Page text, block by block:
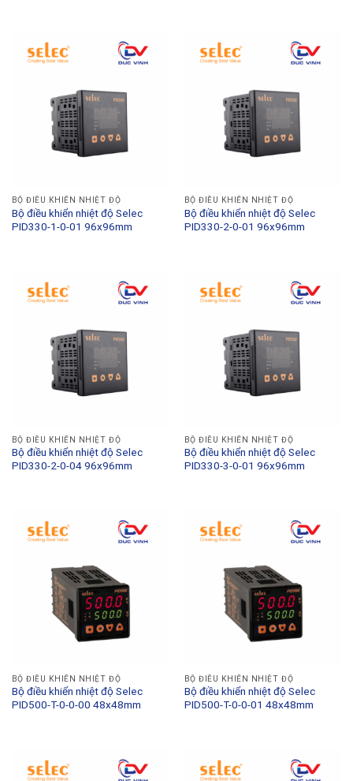
BỘ ĐIỀU KHIỂN NHIỆT ĐỘ
Bộ điều khiển nhiệt độ Selec
PID330-1-0-01 96x96mm
BỘ ĐIỀU KHIỂN NHIỆT ĐỘ
Bộ điều khiển nhiệt độ Selec
PID330-2-0-01 96x96mm
BỘ ĐIỀU KHIỂN NHIỆT ĐỘ
Bộ điều khiển nhiệt độ Selec
PID330-2-0-04 96x96mm
BỘ ĐIỀU KHIỂN NHIỆT ĐỘ
Bộ điều khiển nhiệt độ Selec
PID330-3-0-01 96x96mm
BỘ ĐIỀU KHIỂN NHIỆT ĐỘ
Bộ điều khiển nhiệt độ Selec
PID500-T-0-0-00 48x48mm
BỘ ĐIỀU KHIỂN NHIỆT ĐỘ
Bộ điều khiển nhiệt độ Selec
PID500-T-0-0-01 48x48mm